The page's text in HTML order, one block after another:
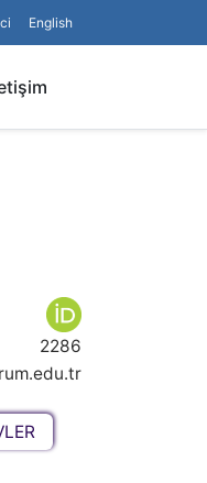
English
2286